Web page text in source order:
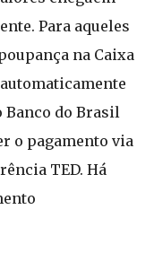
Para aqueles
na Caixa
Banco do Brasil
o pagamento via
TED. Há